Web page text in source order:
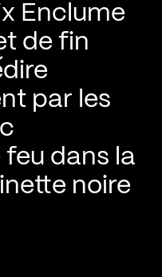
Enclume
de fin
par les
feu dans la
noire